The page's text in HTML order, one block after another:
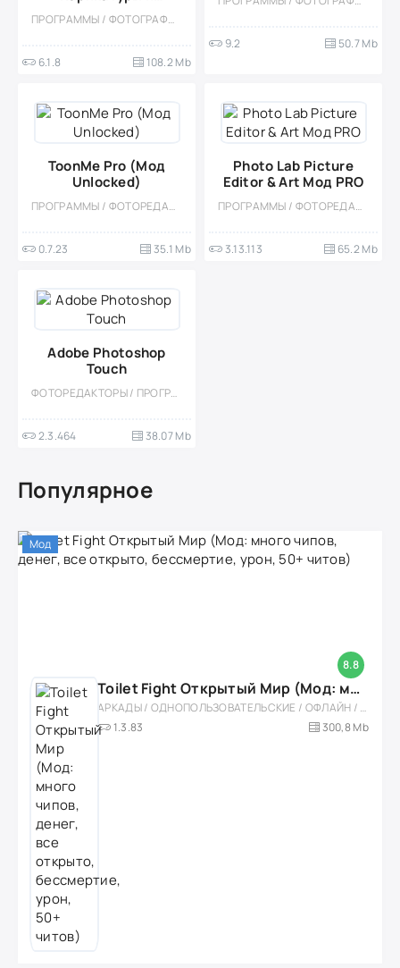
Стикеры
ПРОГРАММЫ / ФОТОГРАФИЯ / ВИДЕОПЛЕЕРЫ
6.1.8 108.2 Mb
9.2 50.7 Mb
ToonMe Pro (Мод
Unlocked)
ПРОГРАММЫ / ФОТОРЕДАКТОРЫ / МОД
0.7.23 35.1 Mb
Photo Lab Picture
Editor & Art Мод PRO
ПРОГРАММЫ / ФОТОРЕДАКТОРЫ / МОД
3.13.113 65.2 Mb
Adobe Photoshop
Touch
ФОТОРЕДАКТОРЫ / ПРОГРАММЫ
2.3.464 38.07 Mb
Популярное
8.8
Мод
Toilet Fight Открытый Мир (Мод: много чипов, денег, все открыто, бессмертие, урон, 50+ читов)
АРКАДЫ / ОДНОПОЛЬЗОВАТЕЛЬСКИЕ / ОФЛАЙН / МОД / РОЛЕВЫЕ / ШУТЕРЫ / ОТКРЫТЫЙ МИР / ВСТРОЕННЫЙ КЕШ / 3D / ЭКШЕНЫ / ТУАЛЕТНЫЕ ВОЙНЫ / ДЛЯ ДЕТЕЙ
1.3.83
300,8 Mb